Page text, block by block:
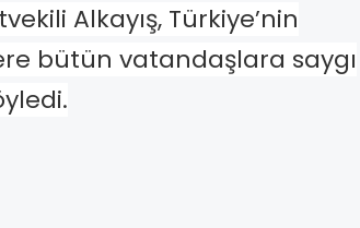
Alkayış, Türkiye’nin
bütün vatandaşlara saygı